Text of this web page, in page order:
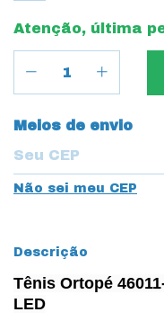
Atenção, última
Entregas para o CEP:
Meios de envio
Não sei meu CEP
Descrição
Tênis Ortopé
LED